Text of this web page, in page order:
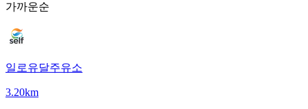
가까운순
일로유달주유소
3.20km